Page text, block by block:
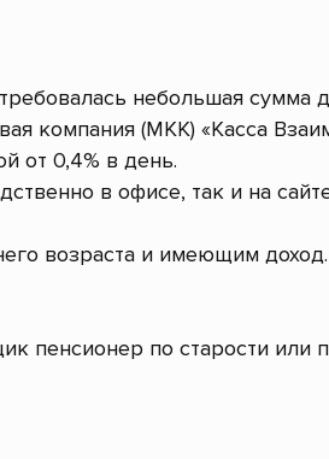
небольшая
компания (МКК) «Касса
от 0,4% в день.
в офисе, так и на
возраста и имеющим доход.
пенсионер по старости или